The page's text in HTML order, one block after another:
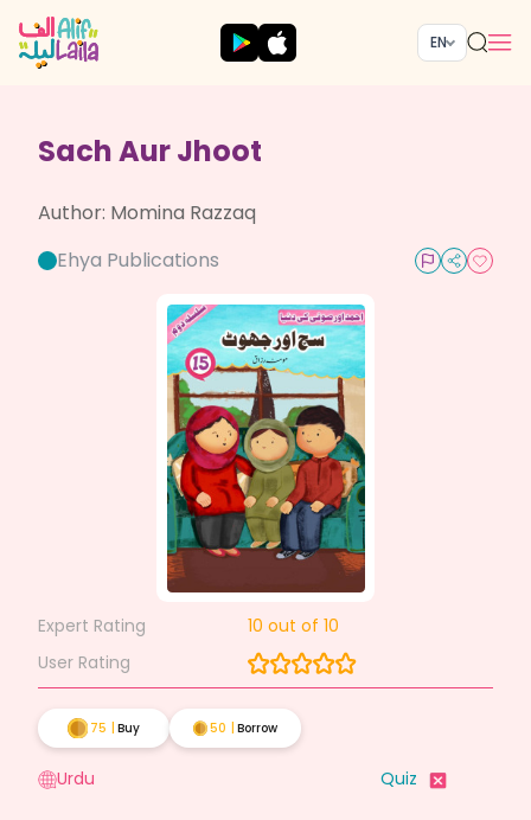
EN
Sach Aur Jhoot
Author: Momina Razzaq
Ehya Publications
Expert Rating 10 out of 10
User Rating
75 Buy 50 Borrow
Urdu Quiz